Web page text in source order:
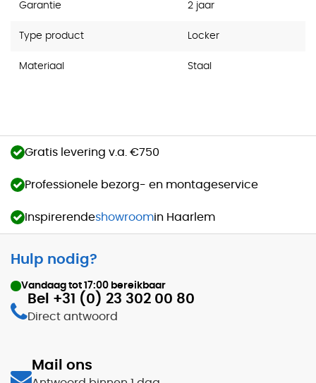
Garantie 2 jaar
Type product Locker
Materiaal Staal
Gratis levering v.a. €750
Professionele bezorg- en montageservice
Inspirerendeshowroomin Haarlem
Hulp nodig?
Vandaag tot 17:00 bereikbaar
Bel +31 (0) 23 302 00 80
Direct antwoord
Mail ons